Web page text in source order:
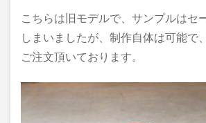
こちらは旧モデルで、サンプルはセ
しまいましたが、制作自体は可能で
ご注文頂いております。